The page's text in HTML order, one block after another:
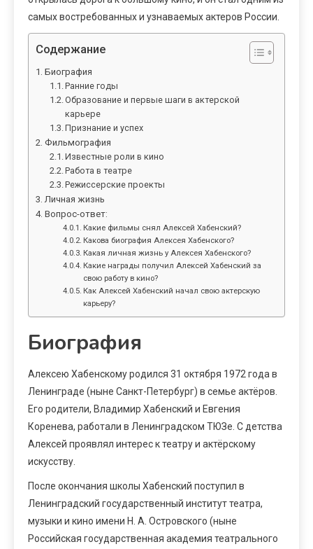
самых востребованных и узнаваемых актеров России.
Содержание
Биография
Ранние годы
Образование и первые шаги в актерской
карьере
Признание и успех
Фильмография
Известные роли в кино
Работа в театре
Режиссерские проекты
Личная жизнь
Вопрос-ответ:
Какие фильмы снял Алексей Хабенский?
Какова биография Алексея Хабенского?
Какая личная жизнь у Алексея Хабенского?
Какие награды получил Алексей Хабенский за
свою работу в кино?
Как Алексей Хабенский начал свою актерскую
карьеру?
Биография
Алексею Хабенскому родился 31 октября 1972 года в
Ленинграде (ныне Санкт-Петербург) в семье актёров.
Его родители, Владимир Хабенский и Евгения
Коренева, работали в Ленинградском ТЮЗе. С детства
Алексей проявлял интерес к театру и актёрскому
искусству.
После окончания школы Хабенский поступил в
Ленинградский государственный институт театра,
музыки и кино имени Н. А. Островского (ныне
Российская государственная академия театрального